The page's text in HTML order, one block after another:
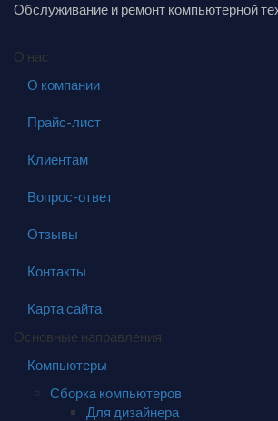
Обслуживание и ремонт компьютерной
О нас
О компании
Прайс-лист
Клиентам
Вопрос-ответ
Отзывы
Контакты
Карта сайта
Основные направления
Компьютеры
Сборка компьютеров
Для дизайнера